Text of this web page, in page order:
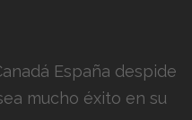
España despide
mucho éxito en su